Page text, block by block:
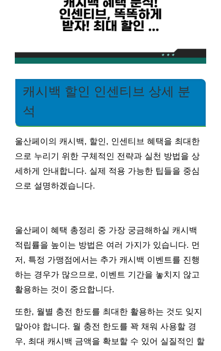
캐시백 할인 인센티브 상세 분
석
울산페이의 캐시백, 할인, 인센티브 혜택을 최대한
으로 누리기 위한 구체적인 전략과 실천 방법을 상
세하게 안내합니다. 실제 적용 가능한 팁들을 중심
으로 설명하겠습니다.
울산페이 혜택 총정리 중 가장 궁금해하실 캐시백
적립률을 높이는 방법은 여러 가지가 있습니다. 먼
저, 특정 가맹점에서는 추가 캐시백 이벤트를 진행
하는 경우가 많으므로, 이벤트 기간을 놓치지 않고
활용하는 것이 중요합니다.
또한, 월별 충전 한도를 최대한 활용하는 것도 잊지
말아야 합니다. 월 충전 한도를 꽉 채워 사용할 경
우, 최대 캐시백 금액을 확보할 수 있어 실질적인 할